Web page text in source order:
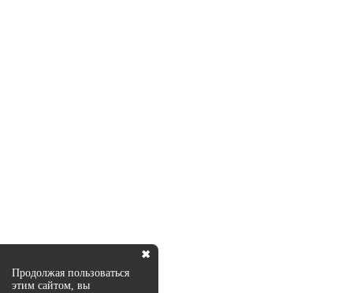
✖
Продолжая пользоваться
этим сайтом, вы